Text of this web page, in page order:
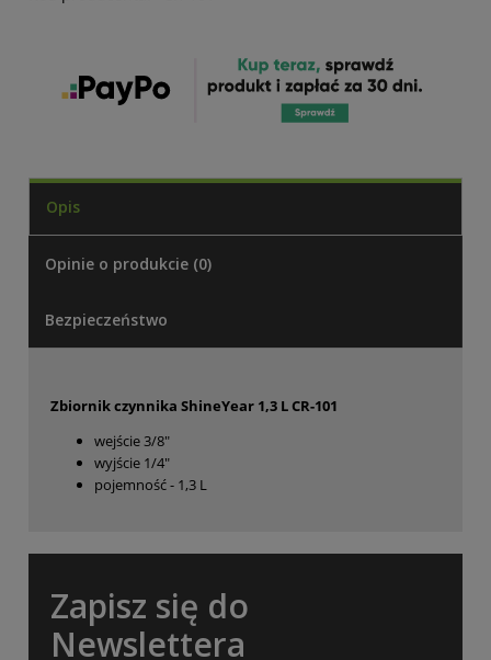
Opis
Opinie o produkcie (0)
Bezpieczeństwo
Zbiornik czynnika ShineYear 1,3 L CR-101
wejście 3/8"
wyjście 1/4"
pojemność - 1,3 L
Zapisz się do
Newslettera